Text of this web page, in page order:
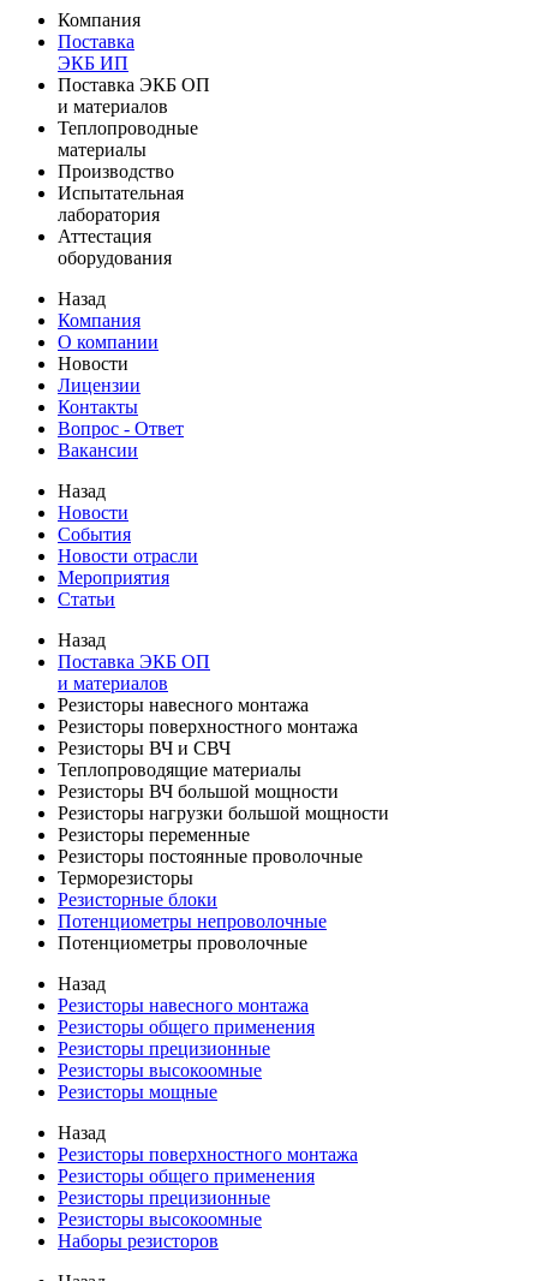
Компания
Поставка
ЭКБ ИП
Поставка ЭКБ ОП
и материалов
Теплопроводные
материалы
Производство
Испытательная
лаборатория
Аттестация
оборудования
Назад
Компания
О компании
Новости
Лицензии
Контакты
Вопрос - Ответ
Вакансии
Назад
Новости
События
Новости отрасли
Мероприятия
Статьи
Назад
Поставка ЭКБ ОП
и материалов
Резисторы навесного монтажа
Резисторы поверхностного монтажа
Резисторы ВЧ и СВЧ
Теплопроводящие материалы
Резисторы ВЧ большой мощности
Резисторы нагрузки большой мощности
Резисторы переменные
Резисторы постоянные проволочные
Терморезисторы
Резисторные блоки
Потенциометры непроволочные
Потенциометры проволочные
Назад
Резисторы навесного монтажа
Резисторы общего применения
Резисторы прецизионные
Резисторы высокоомные
Резисторы мощные
Назад
Резисторы поверхностного монтажа
Резисторы общего применения
Резисторы прецизионные
Резисторы высокоомные
Наборы резисторов